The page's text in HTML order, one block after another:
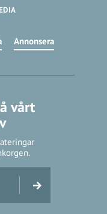
Annonsera
vårt